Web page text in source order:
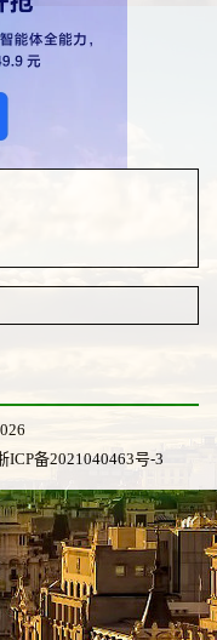
ICP备2021040463号-3